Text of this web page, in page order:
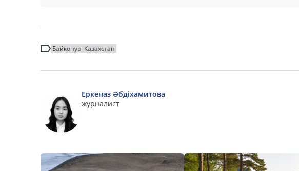
Байконур Казахстан
Еркеназ Әбдіхамитова
журналист